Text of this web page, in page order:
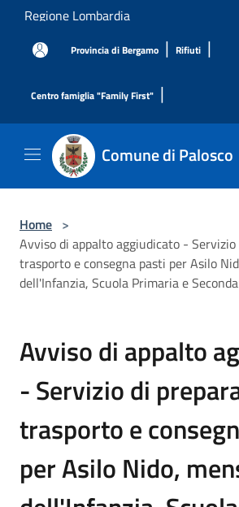
Salta al contenuto principale
Regione Lombardia
Provincia di Bergamo | Rifiuti |
Centro famiglia "Family First" |
Comune di Palosco
Home >
Avviso di appalto aggiudicato -
trasporto e consegna pasti per Asilo
dell'Infanzia, Scuola Primaria e
Avviso di appalto
- Servizio di
trasporto e
per Asilo Nido,